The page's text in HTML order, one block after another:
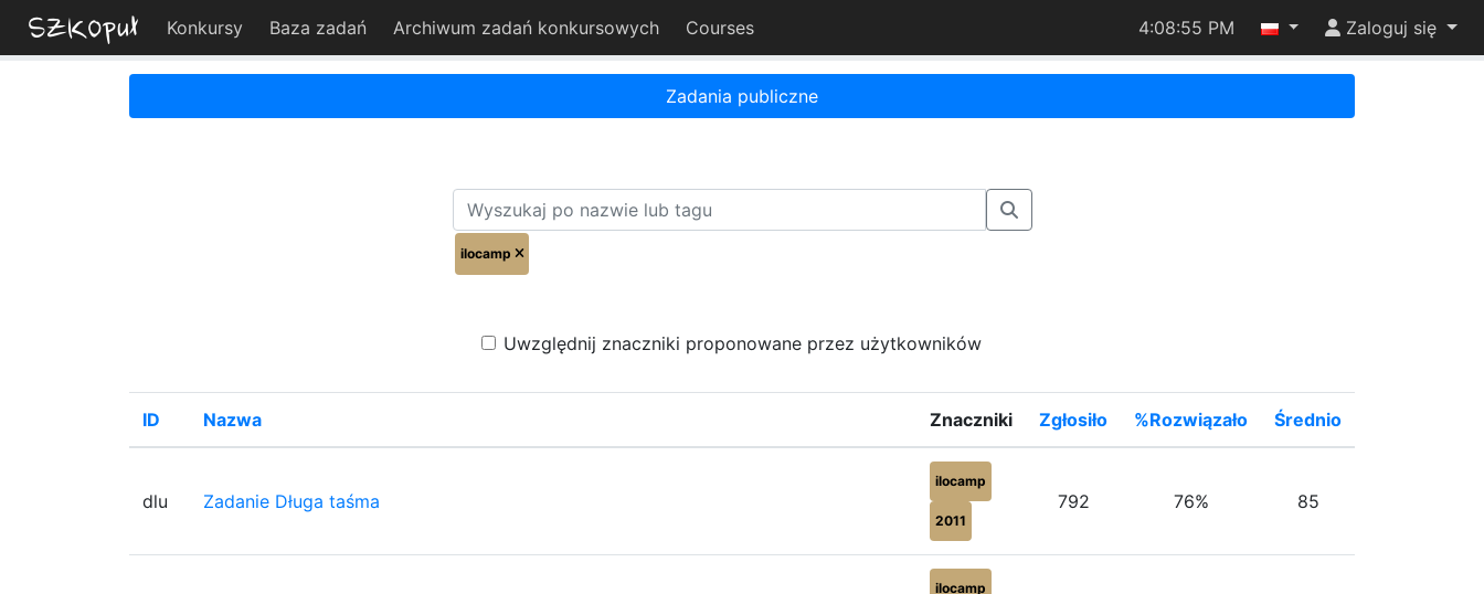
Konkursy Baza zadań Archiwum zadań konkursowych Courses 4:08:55 PM Zaloguj się
Zadania publiczne
ilocamp
Uwzględnij znaczniki proponowane przez użytkowników
ID Nazwa Znaczniki Zgłosiło %Rozwiązało Średnio
dlu Zadanie Długa taśma
ilocamp
2011
792 76% 85
ilocamp